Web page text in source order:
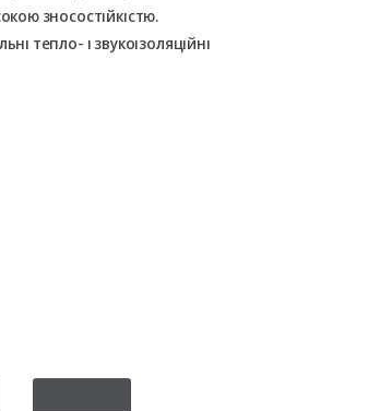
зносостійкістю.
тепло- і звукоізоляційні